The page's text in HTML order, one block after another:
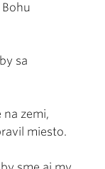
sa
na zemi,
miesto.